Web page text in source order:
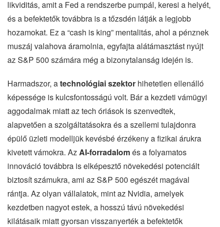
likviditás, amit a Fed a rendszerbe pumpál, keresi a helyét,
és a befektetők továbbra is a tőzsdén látják a legjobb
hozamokat. Ez a “cash is king” mentalitás, ahol a pénznek
muszáj valahova áramolnia, egyfajta alátámasztást nyújt
az S&P 500 számára még a bizonytalanság idején is.
Harmadszor, atechnológiai szektor hihetetlen ellenálló
képessége is kulcsfontosságú volt. Bár a kezdeti vámügyi
aggodalmak miatt az tech óriások is szenvedtek,
alapvetően a szolgáltatásokra és a szellemi tulajdonra
épülő üzleti modelljük kevésbé érzékeny a fizikai árukra
kivetett vámokra. AzAI-forradalomés a folyamatos
innováció továbbra is elképesztő növekedési potenciált
biztosít számukra, ami az S&P 500 egészét magával
rántja. Az olyan vállalatok, mint az Nvidia, amelyek
kezdetben nagyot estek, a hosszú távú növekedési
kilátásaik miatt gyorsan visszanyerték a befektetők